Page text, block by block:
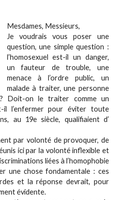
Mesdames, Messieurs,
Je voudrais vous poser une
question, une simple question :
l’homosexuel est-il un danger,
un fauteur de trouble, une
menace à l’ordre public, un
malade à traiter, une personne
? Doit-on le traiter comme un
il l’enfermer pour éviter toute
au 19e siècle, qualifiaient d’
par volonté de provoquer, de
ici par la volonté inflexible et
liées à l’homophobie
une chose fondamentale : ces
et la réponse devrait, pour
évidente.